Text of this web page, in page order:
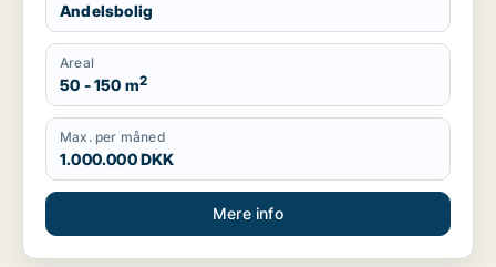
Andelsbolig
Areal
50 - 150 m2
Max. per måned
1.000.000 DKK
Mere info